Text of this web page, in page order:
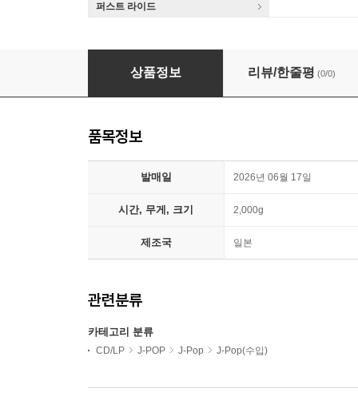
퍼스트 라이드
AOOO (아우) - ROOOM
상품정보 리뷰/한줄평 (0/0)
품목정보
발매일 2026년 06월 17일
시간, 무게, 크기 2,000g
제조국 일본
관련분류
카테고리 분류
CD/LP J-POP J-Pop J-Pop(수입)